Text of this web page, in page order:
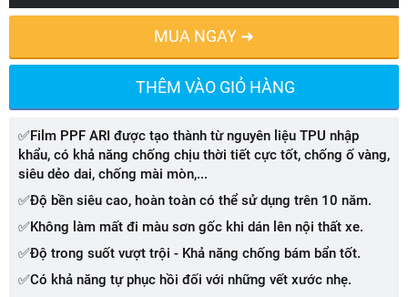
MUA NGAY ➜
THÊM VÀO GIỎ HÀNG
✅Film PPF ARI được tạo thành từ nguyên liệu TPU nhập
khẩu, có khả năng chống chịu thời tiết cực tốt, chống ố vàng,
siêu dẻo dai, chống mài mòn,...
✅Độ bền siêu cao, hoàn toàn có thể sử dụng trên 10 năm.
✅Không làm mất đi màu sơn gốc khi dán lên nội thất xe.
✅Độ trong suốt vượt trội - Khả năng chống bám bẩn tốt.
✅Có khả năng tự phục hồi đối với những vết xước nhẹ.